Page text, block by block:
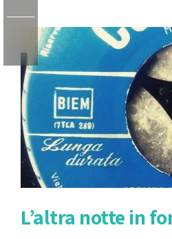
L’altra notte in